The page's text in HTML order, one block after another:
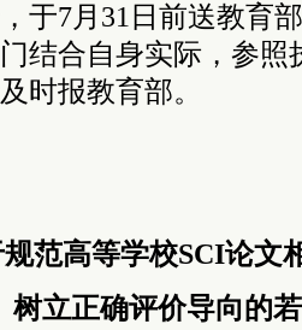
于7月31日前送教育
结合自身实际，参照
时报教育部。
规范高等学校SCI论文
树立正确评价导向的